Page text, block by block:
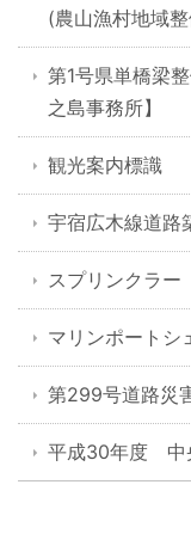
(農山漁村地域
第1号県単橋梁
之島事務所】
観光案内標識
宇宿広木線道路
スプリンクラー
マリンポートシ
第299号道路災
平成30年度 中